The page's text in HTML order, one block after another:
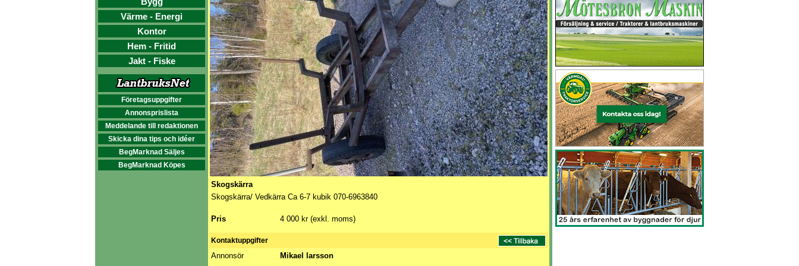
Värme - Energi
Kontor
Hem - Fritid
Jakt - Fiske
Företagsuppgifter
Annonsprislista
Meddelande till redaktionen
Skicka dina tips och idéer
BegMarknad Säljes
BegMarknad Köpes
Skogskärra
Skogskärra/ Vedkärra Ca 6-7 kubik 070-6963840
Pris 4 000 kr (exkl. moms)
Kontaktuppgifter
Annonsör
Mikael larsson